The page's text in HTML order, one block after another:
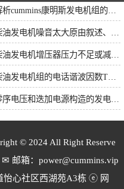
© 2024 All Right Reserve
邮箱：power@cummins.vip
怡心社区西湖苑A3栋 ⓔ 网